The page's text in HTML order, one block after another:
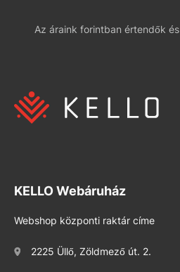
Az áraink forintban értendők
KELLO Webáruház
Webshop központi raktár címe
2225 Üllő, Zöldmező út. 2.